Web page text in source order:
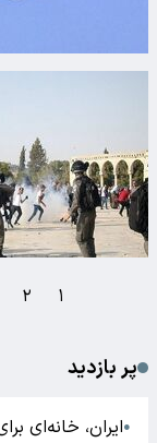
۱ ۲
پر بازدید
●ایران، خانه‌ای